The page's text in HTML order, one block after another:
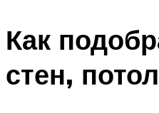
Как
стен,